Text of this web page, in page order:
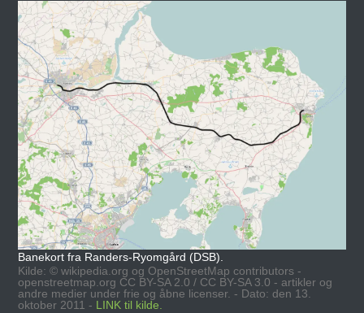
Banekort fra Randers-Ryomgård (DSB).
Kilde: © wikipedia.org og OpenStreetMap contributors -
openstreetmap.org CC BY-SA 2.0 / CC BY-SA 3.0 - artikler og
andre medier under frie og åbne licenser. - Dato: den 13.
oktober 2011 - LINK til kilde.